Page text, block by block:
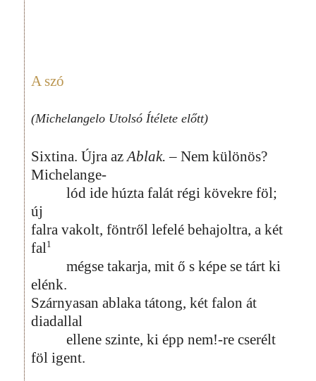
A szó
(Michelangelo Utolsó Ítélete előtt)
Sixtina. Újra azAblak. – Nem különös?
Michelange-
lód ide húzta falát régi kövekre föl;
új
falra vakolt, föntről lefelé behajoltra, a két
fal1
mégse takarja, mit ő s képe se tárt ki
elénk.
Szárnyasan ablaka tátong, két falon át
diadallal
ellene szinte, ki épp nem!-re cserélt
föl igent.